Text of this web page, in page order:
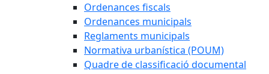
Ordenances fiscals
Ordenances municipals
Reglaments municipals
Normativa urbanística (POUM)
Quadre de classificació documental